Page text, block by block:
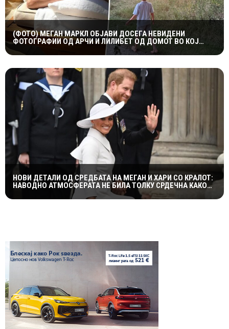
(ФОТО) МЕГАН МАРКЛ ОБЈАВИ ДОСЕГА НЕВИДЕНИ
ФОТОГРАФИИ ОД АРЧИ И ЛИЛИБЕТ ОД ДОМОТ ВО КОЈ
ПОРАСНАЛА ПРИНЦЕЗАТА ДИЈАНА
НОВИ ДЕТАЛИ ОД СРЕДБАТА НА МЕГАН И ХАРИ СО КРАЛОТ:
НАВОДНО АТМОСФЕРАТА НЕ БИЛА ТОЛКУ СРДЕЧНА КАКО
ШТО СЕ ОЧЕКУВАШЕ